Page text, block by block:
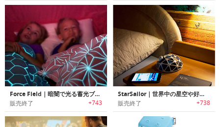
Force Field｜暗闇で光る蓄光ブランケット「フォースフィールド」
販売終了 +743
StarSailor｜世界中の星空や好きなコンテンツを天井に投射し睡眠解析も可能なベッドルームデバイス「スターセイラー」
販売終了 +738